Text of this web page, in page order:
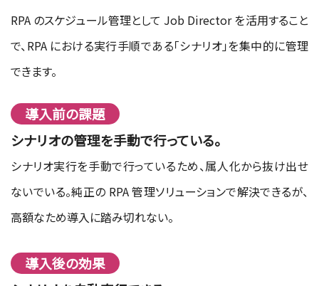
RPA のスケジュール管理として Job Director を活用すること
で、RPA における実行手順である「シナリオ」を集中的に管理
できます。
導入前の課題
シナリオの管理を手動で行っている。
シナリオ実行を手動で行っているため、属人化から抜け出せ
ないでいる。純正の RPA 管理ソリューションで解決できるが、
高額なため導入に踏み切れない。
導入後の効果